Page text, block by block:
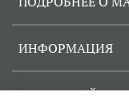
ИНФОРМАЦИЯ
СЕРВИСНЫЙ